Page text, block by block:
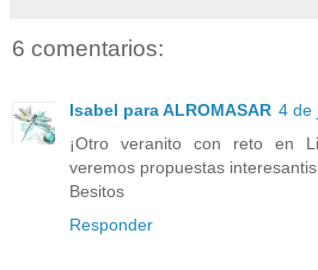
6 comentarios:
Isabel para ALROMASAR 4 de
¡Otro veranito con reto en
veremos propuestas
Besitos
Responder